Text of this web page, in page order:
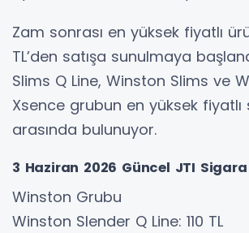
Zam sonrası en yüksek fiyatlı
TL’den satışa sunulmaya
Slims Q Line, Winston Slims ve
Xsence grubun en yüksek fiyatlı
arasında bulunuyor.
3 Haziran 2026 Güncel JTI
Winston Grubu
Winston Slender Q Line: 110 TL